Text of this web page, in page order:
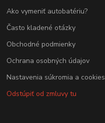
Ako vymeniť autobatériu?
Často kladené otázky
Obchodné podmienky
Ochrana osobných údajov
Nastavenia súkromia a cookies
Odstúpiť od zmluvy tu